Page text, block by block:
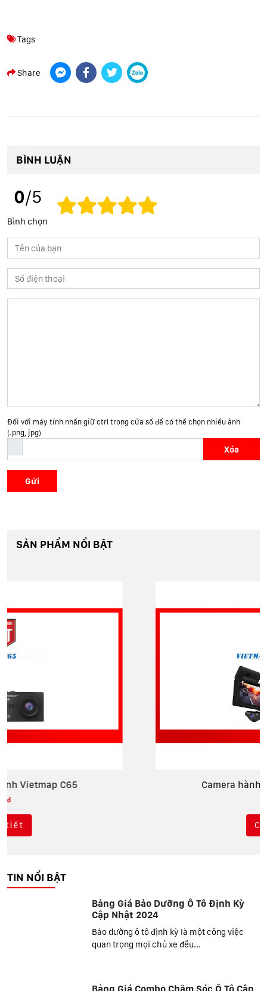
Tags
Share
BÌNH LUẬN
0/5
Bình chọn
Đối với máy tính nhấn giữ ctrl trong cửa sổ để có thể chọn nhiều ảnh
(.png, jpg)
Xóa
Gửi
SẢN PHẨM NỔI BẬT
Camera hành trình Vietmap C65
TIN NỔI BẬT
Bảng Giá Bảo Dưỡng Ô Tô Định Kỳ
Cập Nhật 2024
Bảo dưỡng ô tô định kỳ là một công việc
quan trọng mọi chủ xe đều...